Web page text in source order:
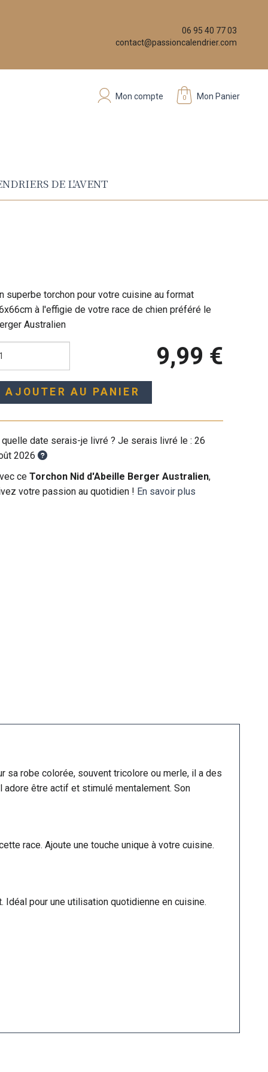
06 95 40 77 03
contact@passioncalendrier.com
0 Mon Panier
Mon compte
DE L'AVENT
superbe torchon pour votre cuisine au format
à l'effigie de votre race de chien préféré le
Australien
9,99 €
AJOUTER AU PANIER
quelle date serais-je livré ? Je serais livré le :26
2026
ceTorchon Nid d'Abeille Berger Australien,
votre passion au quotidien ! En savoir plus
sa robe colorée, souvent tricolore ou merle, il a des
être actif et stimulé mentalement. Son
race. Ajoute une touche unique à votre cuisine.
pour une utilisation quotidienne en cuisine.